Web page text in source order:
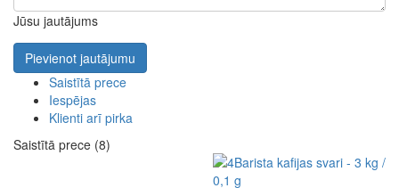
Jūsu jautājums
Pievienot jautājumu
Saistītā prece
Iespējas
Klienti arī pirka
Saistītā prece (8)